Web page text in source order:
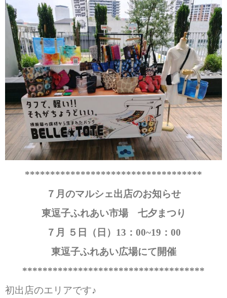
***********************************
７月のマルシェ出店のお知らせ
東逗子ふれあい市場 七夕まつり
７月 ５日（日）13 ：00~19 ：00
東逗子ふれあい広場にて開催
************************************
初出店のエリアです♪